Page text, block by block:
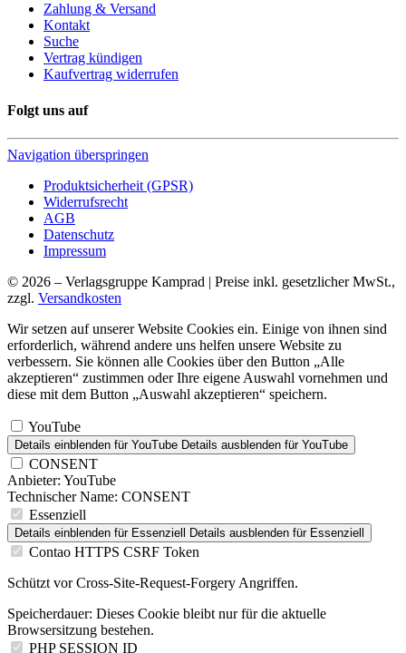
Zahlung & Versand
Kontakt
Suche
Vertrag kündigen
Kaufvertrag widerrufen
Folgt uns auf
Navigation überspringen
Produktsicherheit (GPSR)
Widerrufsrecht
AGB
Datenschutz
Impressum
© 2026 – Verlagsgruppe Kamprad | Preise inkl. gesetzlicher MwSt.,
zzgl. Versandkosten
Wir setzen auf unserer Website Cookies ein. Einige von ihnen sind
erforderlich, während andere uns helfen unsere Website zu
verbessern. Sie können alle Cookies über den Button „Alle
akzeptieren“ zustimmen oder Ihre eigene Auswahl vornehmen und
diese mit dem Button „Auswahl akzeptieren“ speichern.
YouTube
Details einblenden für YouTube Details ausblenden für YouTube
CONSENT
Anbieter: YouTube
Technischer Name: CONSENT
Essenziell
Details einblenden für Essenziell Details ausblenden für Essenziell
Contao HTTPS CSRF Token
Schützt vor Cross-Site-Request-Forgery Angriffen.
Speicherdauer: Dieses Cookie bleibt nur für die aktuelle
Browsersitzung bestehen.
PHP SESSION ID